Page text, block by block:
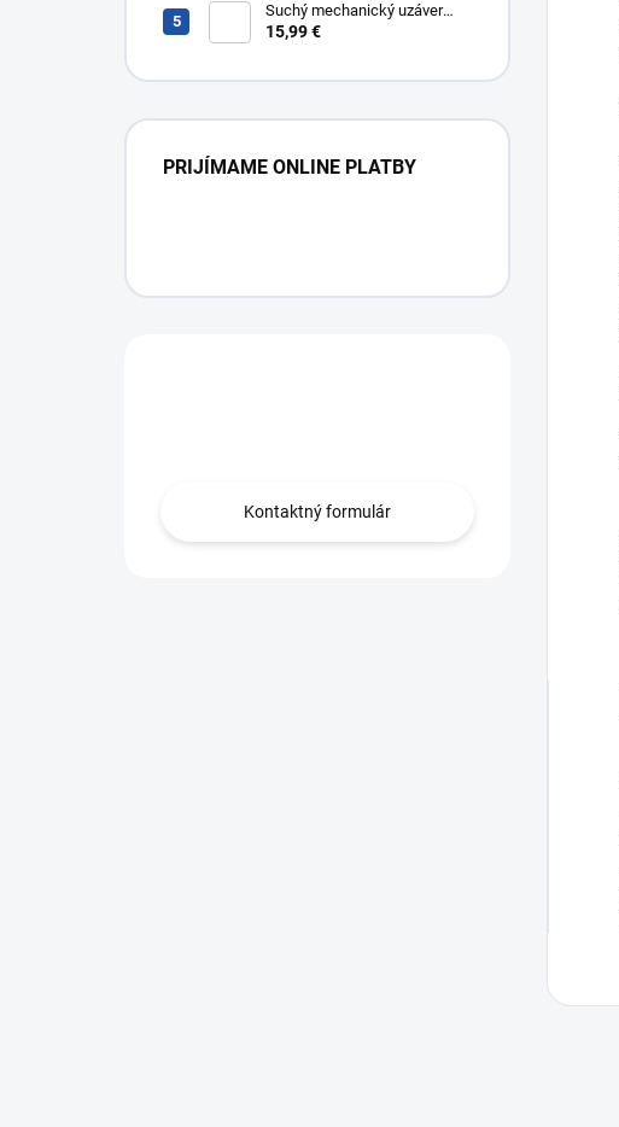
Suchý mechanický uzáver
Multistop č. 48400,
15,99 €
PRIJÍMAME ONLINE PLATBY
Kontaktný formulár